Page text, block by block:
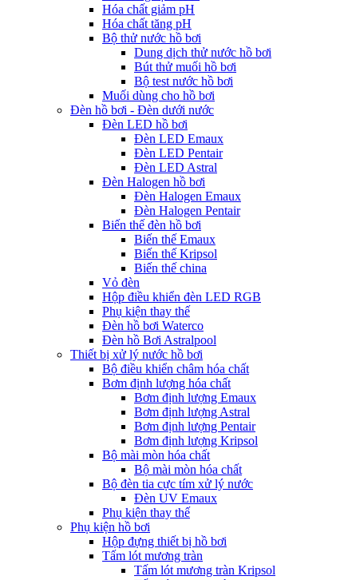
Hóa chất giảm pH
Hóa chất tăng pH
Bộ thử nước hồ bơi
Dung dịch thử nước hồ bơi
Bút thử muối hồ bơi
Bộ test nước hồ bơi
Muối dùng cho hồ bơi
Đèn hồ bơi - Đèn dưới nước
Đèn LED hồ bơi
Đèn LED Emaux
Đèn LED Pentair
Đèn LED Astral
Đèn Halogen hồ bơi
Đèn Halogen Emaux
Đèn Halogen Pentair
Biến thế đèn hồ bơi
Biến thế Emaux
Biến thế Kripsol
Biến thế china
Vỏ đèn
Hộp điều khiển đèn LED RGB
Phụ kiện thay thế
Đèn hồ bơi Waterco
Đèn hồ Bơi Astralpool
Thiết bị xử lý nước hồ bơi
Bộ điều khiển châm hóa chất
Bơm định lượng hóa chất
Bơm định lượng Emaux
Bơm định lượng Astral
Bơm định lượng Pentair
Bơm định lượng Kripsol
Bộ mài mòn hóa chất
Bộ mài mòn hóa chất
Bộ đèn tia cực tím xử lý nước
Đèn UV Emaux
Phụ kiện thay thế
Phụ kiện hồ bơi
Hộp đựng thiết bị hồ bơi
Tấm lót mương tràn
Tấm lót mương tràn Kripsol